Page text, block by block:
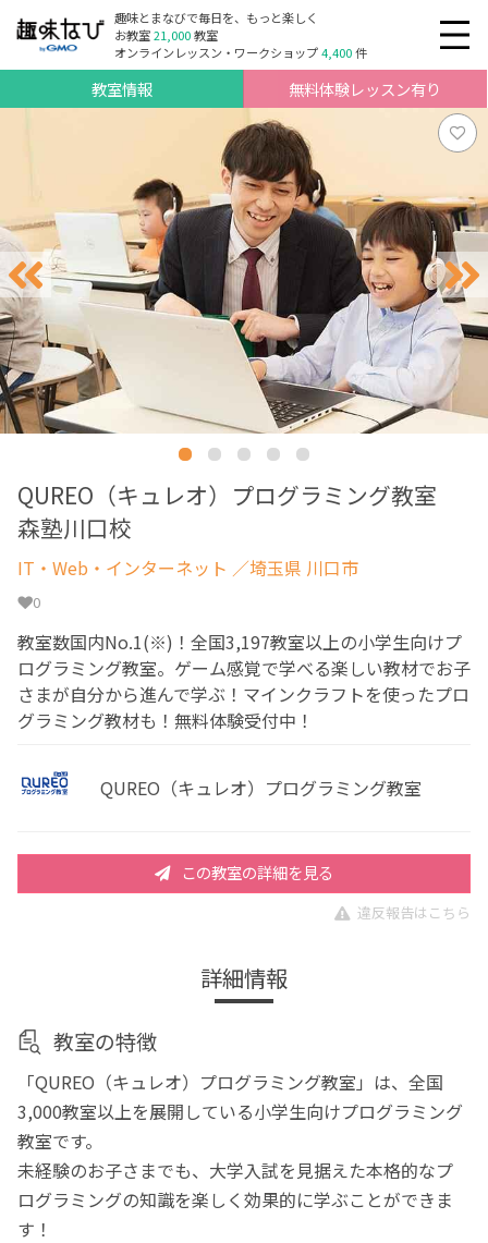
趣味とまなびで毎日を、もっと楽しく
お教室21,000教室
オンラインレッスン・ワークショップ4,400件
教室情報 無料体験レッスン有り
QUREO（キュレオ）プログラミング教室
森塾川口校
IT・Web・インターネット ／埼玉県 川口市
0
教室数国内No.1(※)！全国3,197教室以上の小学生向けプ
ログラミング教室。ゲーム感覚で学べる楽しい教材でお子
さまが自分から進んで学ぶ！マインクラフトを使ったプロ
グラミング教材も！無料体験受付中！
QUREO（キュレオ）プログラミング教室
この教室の詳細を見る
違反報告はこちら
詳細情報
教室の特徴
「QUREO（キュレオ）プログラミング教室」は、全国
3,000教室以上を展開している小学生向けプログラミング
教室です。
未経験のお子さまでも、大学入試を見据えた本格的なプ
ログラミングの知識を楽しく効果的に学ぶことができま
す！